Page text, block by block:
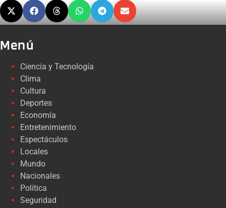
Menú
Ciencia y Tecnología
Clima
Cultura
Deportes
Economía
Entretenimiento
Espectáculos
Locales
Mundo
Nacionales
Política
Seguridad